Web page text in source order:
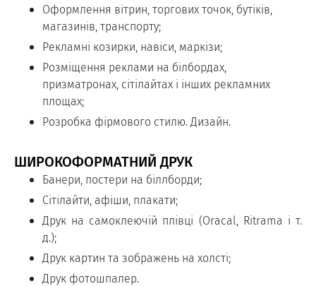
Оформлення вітрин, торгових точок, бутіків,
магазинів, транспорту;
Рекламні козирки, навіси, маркізи;
Розміщення реклами на білбордах,
призматронах, сітілайтах і інших рекламних
площах;
Розробка фірмового стилю. Дизайн.
ШИРОКОФОРМАТНИЙ ДРУК
Банери, постери на біллборди;
Сітілайти, афіши, плакати;
Друк на самоклеючій плівці (Oracal, Ritrama і т.
д.);
Друк картин та зображень на холсті;
Друк фотошпалер.